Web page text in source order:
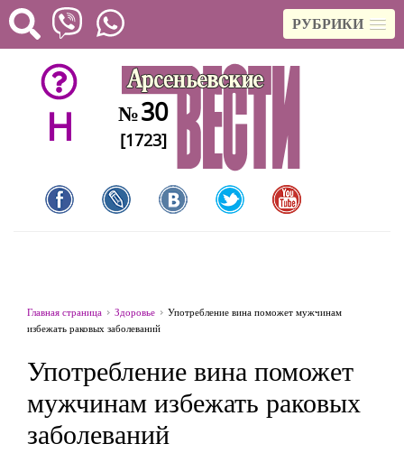
РУБРИКИ
H №30
[1723]
Главная страница Здоровье
Употребление вина поможет мужчинам
избежать раковых заболеваний
Употребление вина поможет
мужчинам избежать раковых
заболеваний